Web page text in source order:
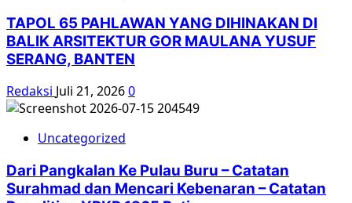
TAPOL 65 PAHLAWAN YANG DIHINAKAN DI
BALIK ARSITEKTUR GOR MAULANA YUSUF
SERANG, BANTEN
Redaksi Juli 21, 20260
Uncategorized
Dari Pangkalan Ke Pulau Buru – Catatan
Surahmad dan Mencari Kebenaran – Catatan